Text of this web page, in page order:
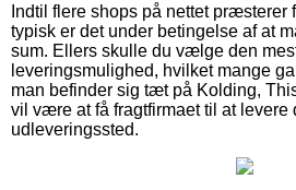
Indtil flere shops på nettet præsterer
typisk er det under betingelse af at
sum. Ellers skulle du vælge den
leveringsmulighed, hvilket mange
man befinder sig tæt på Kolding,
vil være at få fragtfirmaet til at levere
udleveringssted.